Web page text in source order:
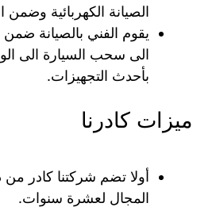
الصيانة الكهربائية وضمن
يقوم الفني بالصيانة
الى سحب السيارة الى
بأحدث التجهيزات.
ميزات كادرنا
أولا تضم شركتنا كادر
المجال لعشرة سنوات.